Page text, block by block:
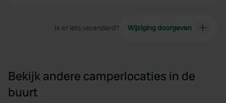
Is er iets veranderd? Wijziging doorgeven
Bekijk andere camperlocaties in de
buurt